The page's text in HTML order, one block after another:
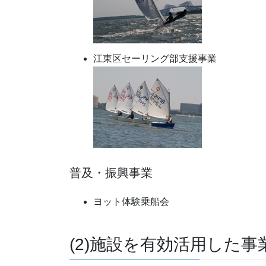
江東区セーリング部支援事業
普及・振興事業
ヨット体験乗船会
(2)施設を有効活用した事